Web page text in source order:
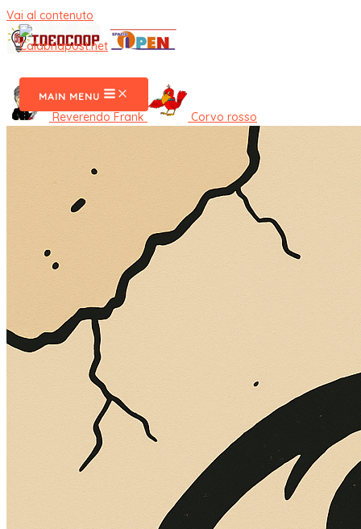
Vai al contenuto
MAIN MENU
Reverendo Frank Corvo rosso